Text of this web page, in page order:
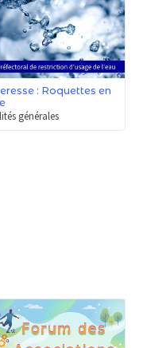
: Roquettes en
générales